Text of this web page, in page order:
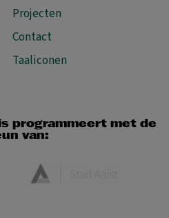
Projecten
Contact
Taaliconen
programmeert met de
van: